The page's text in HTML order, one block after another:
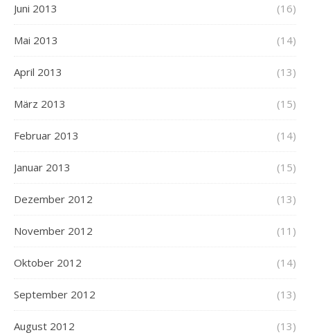
Juni 2013 (16)
Mai 2013 (14)
April 2013 (13)
März 2013 (15)
Februar 2013 (14)
Januar 2013 (15)
Dezember 2012 (13)
November 2012 (11)
Oktober 2012 (14)
September 2012 (13)
August 2012 (13)